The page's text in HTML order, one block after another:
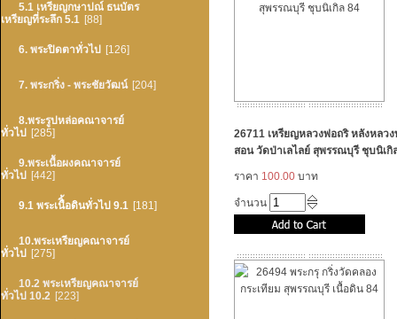
5.1 เหรียญกษาปณ์ ธนบัตร
เหรียญที่ระลึก 5.1 [88]
6. พระปิดตาทั่วไป [126]
7. พระกริ่ง - พระชัยวัฒน์ [204]
8.พระรูปหล่อคณาจารย์
ทั่วไป
[285]
9.พระเนื้อผงคณาจารย์
ทั่วไป
[442]
9.1 พระเนืิ้อดินทั่วไป 9.1 [181]
10.พระเหรียญคณาจารย์
ทั่วไป
[275]
10.2 พระเหรียญคณาจารย์
ทั่วไป 10.2 [223]
26711 เหรียญหลวงพ่อถริ หลังหลว
สอน วัดป่าเลไลย์ สุพรรณบุรี ชุบนิเกิ
ราคา 100.00 บาท
จำนวน